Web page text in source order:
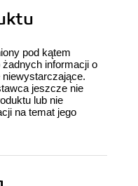
pod kątem
żadnych informacji o
niewystarczające.
jeszcze nie
lub nie
na temat jego